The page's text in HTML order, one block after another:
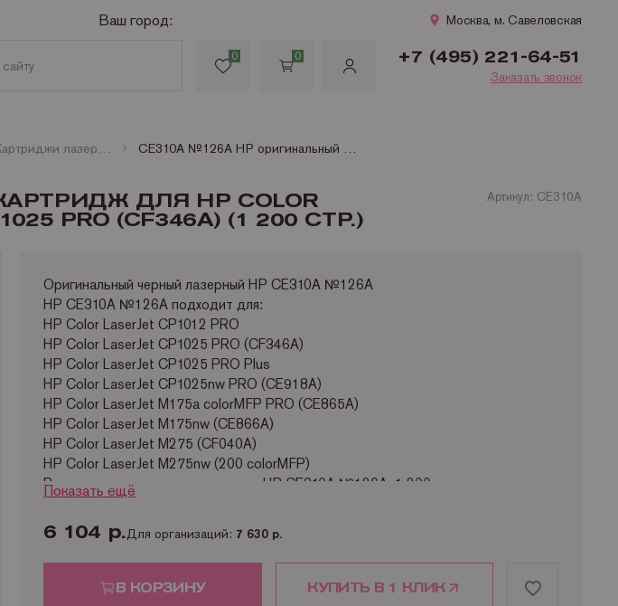
Ваш город: Москва, м. Савеловская
0 0 +7 (495) 221-64-51
Заказать звонок
Картриджи лазерные цветные HP CE310A №126A HP оригинальный черный картридж для HP Color LaserJet CP1012 PRO/HP Color LaserJet CP1025 PRO (CF346A) (1 200 стр.)
ДЛЯ HP COLOR
PRO (CF346A) (1 200 СТР.)
Артикул: CE310A
Оригинальный черный лазерный HP CE310A №126A
HP CE310A №126A подходит для:
HP Color LaserJet CP1012 PRO
HP Color LaserJet CP1025 PRO (CF346A)
HP Color LaserJet CP1025 PRO Plus
HP Color LaserJet CP1025nw PRO (CE918A)
HP Color LaserJet M175a colorMFP PRO (CE865A)
HP Color LaserJet M175nw (CE866A)
HP Color LaserJet M275 (CF040A)
HP Color LaserJet M275nw (200 colorMFP)
Ресурс оригинального картриджа HP CE310A №126A: 1 200 страниц
Показать ещё
6 104 р.Для организаций: 7 630 р.
В КОРЗИНУ КУПИТЬ В 1 КЛИК